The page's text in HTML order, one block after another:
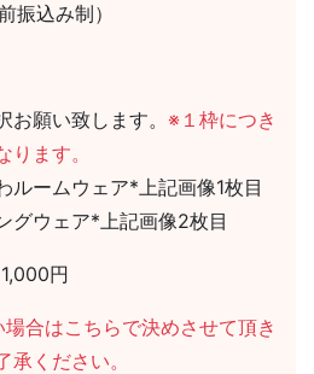
振込み制）
お願い致します。 ※１枠につき
ります。
ルームウェア*上記画像1枚目
グウェア*上記画像2枚目
円
合はこちらで決めさせて頂き
承ください。